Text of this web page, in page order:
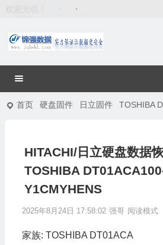
欢迎光临！
首页 硬盘固件 日立固件 TOSHIBA
HITACHI/日立硬盘数据
TOSHIBA
Y1CMYHENS
2025年8月24日 17:58:02 强哥 阅读模式
家族: TOSHIBA DT01ACA